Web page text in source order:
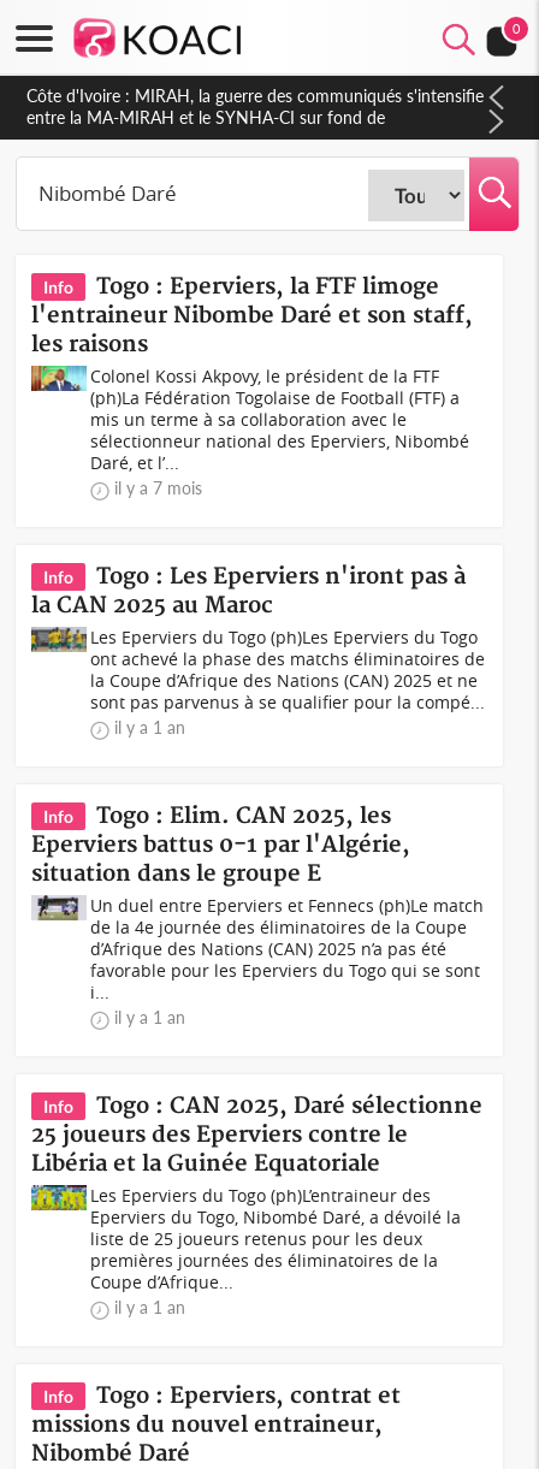
0
Côte d'Ivoire : MIRAH, la guerre des communiqués s'intensifie
entre la MA-MIRAH et le SYNHA-CI sur fond de
gouvernance et le projet de précompte sur les salaires des
agents
Info
Togo : Eperviers, la FTF limoge
l'entraineur Nibombe Daré et son staff,
les raisons
Colonel Kossi Akpovy, le président de la FTF
(ph)La Fédération Togolaise de Football (FTF) a
mis un terme à sa collaboration avec le
sélectionneur national des Eperviers, Nibombé
Daré, et l’...
il y a 7 mois
Info
Togo : Les Eperviers n'iront pas à
la CAN 2025 au Maroc
Les Eperviers du Togo (ph)Les Eperviers du Togo
ont achevé la phase des matchs éliminatoires de
la Coupe d’Afrique des Nations (CAN) 2025 et ne
sont pas parvenus à se qualifier pour la compé...
il y a 1 an
Info
Togo : Elim. CAN 2025, les
Eperviers battus 0-1 par l'Algérie,
situation dans le groupe E
Un duel entre Eperviers et Fennecs (ph)Le match
de la 4e journée des éliminatoires de la Coupe
d’Afrique des Nations (CAN) 2025 n’a pas été
favorable pour les Eperviers du Togo qui se sont
i...
il y a 1 an
Info
Togo : CAN 2025, Daré sélectionne
25 joueurs des Eperviers contre le
Libéria et la Guinée Equatoriale
Les Eperviers du Togo (ph)L’entraineur des
Eperviers du Togo, Nibombé Daré, a dévoilé la
liste de 25 joueurs retenus pour les deux
premières journées des éliminatoires de la
Coupe d’Afrique...
il y a 1 an
Info
Togo : Eperviers, contrat et
missions du nouvel entraineur,
Nibombé Daré